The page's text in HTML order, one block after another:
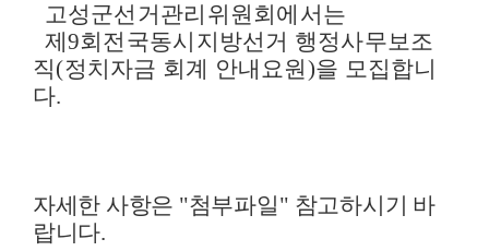
고성군선거관리위원회에서는
제9회전국동시지방선거 행정사무보조
직(정치자금 회계 안내요원)을 모집합니
다.
자세한 사항은 "첨부파일" 참고하시기 바
랍니다.